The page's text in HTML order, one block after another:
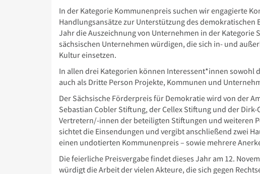
In der Kategorie Kommunenpreis suchen wir engagierte
Handlungsansätze zur Unterstützung des
Jahr die Auszeichnung von Unternehmen in der Kategorie
sächsischen Unternehmen würdigen, die sich in- und
Kultur einsetzen.
In allen drei Kategorien können Interessent*innen sowohl
auch als Dritte Person Projekte, Kommunen und
Der Sächsische Förderpreis für Demokratie wird von der
Sebastian Cobler Stiftung, der Cellex Stiftung und der
Vertretern/-innen der beteiligten Stiftungen und weiteren
sichtet die Einsendungen und vergibt anschließend zwei
einen undotierten Kommunenpreis – sowie mehrere
Die feierliche Preisvergabe findet dieses Jahr am 12.
würdigt die Arbeit der vielen Akteure, die sich gegen